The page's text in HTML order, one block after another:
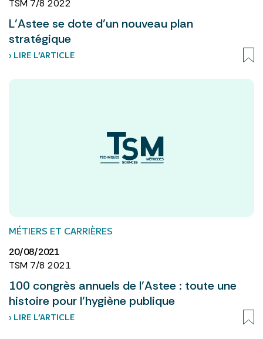
TSM 7/8 2022
L’Astee se dote d’un nouveau plan
stratégique
› LIRE L’ARTICLE
MÉTIERS ET CARRIÈRES
20/08/2021
TSM 7/8 2021
100 congrès annuels de l’Astee : toute une
histoire pour l’hygiène publique
› LIRE L’ARTICLE